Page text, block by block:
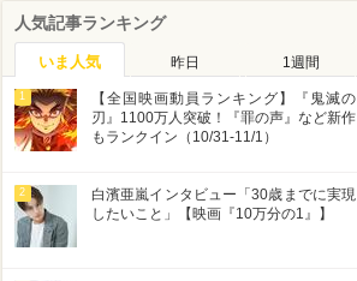
人気記事ランキング
いま人気 昨日 1週間
1
【全国映画動員ランキング】『鬼滅の
刃』1100万人突破！『罪の声』など新作
もランクイン（10/31-11/1）
2
白濱亜嵐インタビュー「30歳までに実現
したいこと」【映画『10万分の1』】